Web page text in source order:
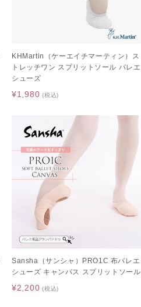
KHMartin（ケーエイチマーティン）ス
トレッチワン スプリットソール バレエ
シューズ
¥1,980 (税込)
Sansha（サンシャ）PRO1C 布バレエ
シューズ キャンバス スプリットソール
¥2,200 (税込)